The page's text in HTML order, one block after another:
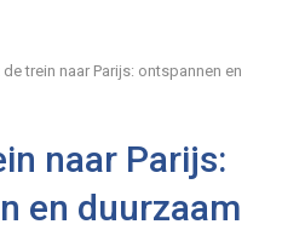
de trein naar Parijs: ontspannen en
naar Parijs:
en duurzaam